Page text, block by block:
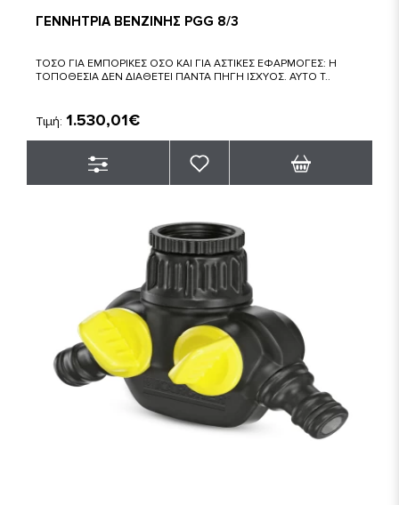
ΓΕΝΝΗΤΡΙΑ ΒΕΝΖΙΝΗΣ PGG 8/3
ΤΟΣΟ ΓΙΑ ΕΜΠΟΡΙΚΕΣ ΟΣΟ ΚΑΙ ΓΙΑ ΑΣΤΙΚΕΣ ΕΦΑΡΜΟΓΕΣ: Η
ΤΟΠΟΘΕΣΙΑ ΔΕΝ ΔΙΑΘΕΤΕΙ ΠΑΝΤΑ ΠΗΓΗ ΙΣΧΥΟΣ. ΑΥΤΟ Τ..
Τιμή: 1.530,01€